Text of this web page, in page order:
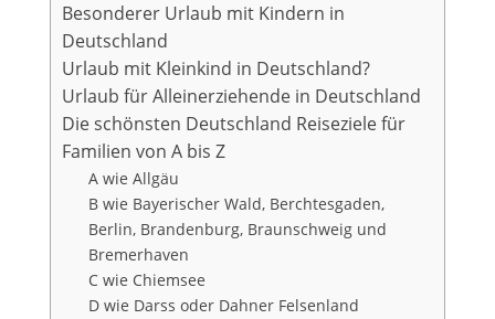
Besonderer Urlaub mit Kindern in
Deutschland
Urlaub mit Kleinkind in Deutschland?
Urlaub für Alleinerziehende in Deutschland
Die schönsten Deutschland Reiseziele für
Familien von A bis Z
A wie Allgäu
B wie Bayerischer Wald, Berchtesgaden,
Berlin, Brandenburg, Braunschweig und
Bremerhaven
C wie Chiemsee
D wie Darss oder Dahner Felsenland